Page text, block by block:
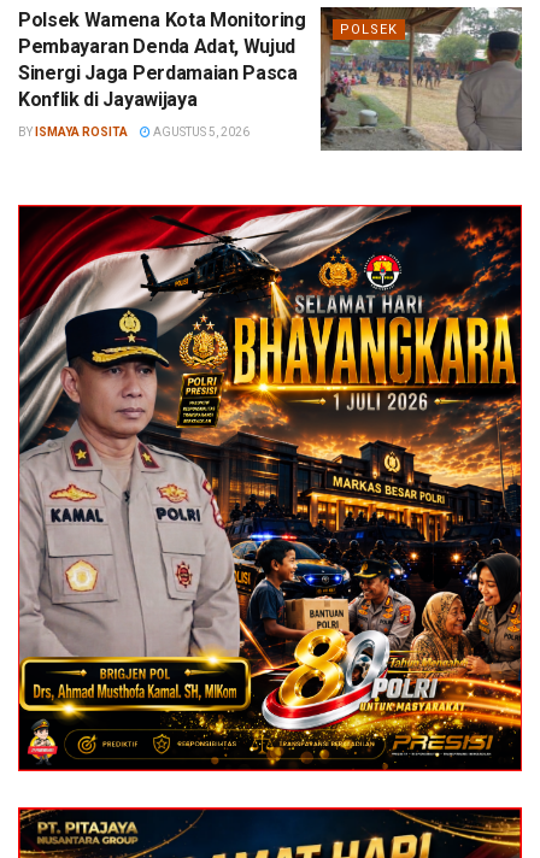
POLSEK
Polsek Wamena Kota Monitoring
Pembayaran Denda Adat, Wujud
Sinergi Jaga Perdamaian Pasca
Konflik di Jayawijaya
BY ISMAYA ROSITA AGUSTUS 5, 2026